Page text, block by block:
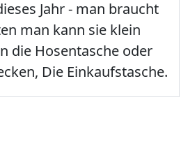
Jahr - man braucht
man kann sie klein
die Hosentasche oder
Die Einkaufstasche.